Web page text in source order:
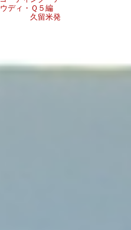
ウディ・Ｑ５編
久留米発